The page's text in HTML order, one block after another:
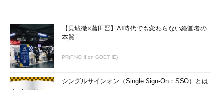
【見城徹×藤田晋】AI時代でも変わらない経営者の
本質
PR(FINCHI on GOETHE)
シングルサインオン（Single Sign-On：SSO）とは